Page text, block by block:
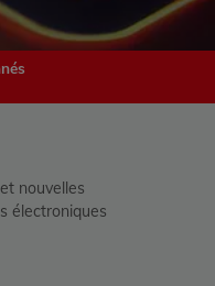
nouvelles
électroniques